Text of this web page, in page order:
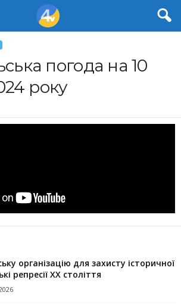
погода на 10
року
організацію для захисту історичної
репресії ХХ століття